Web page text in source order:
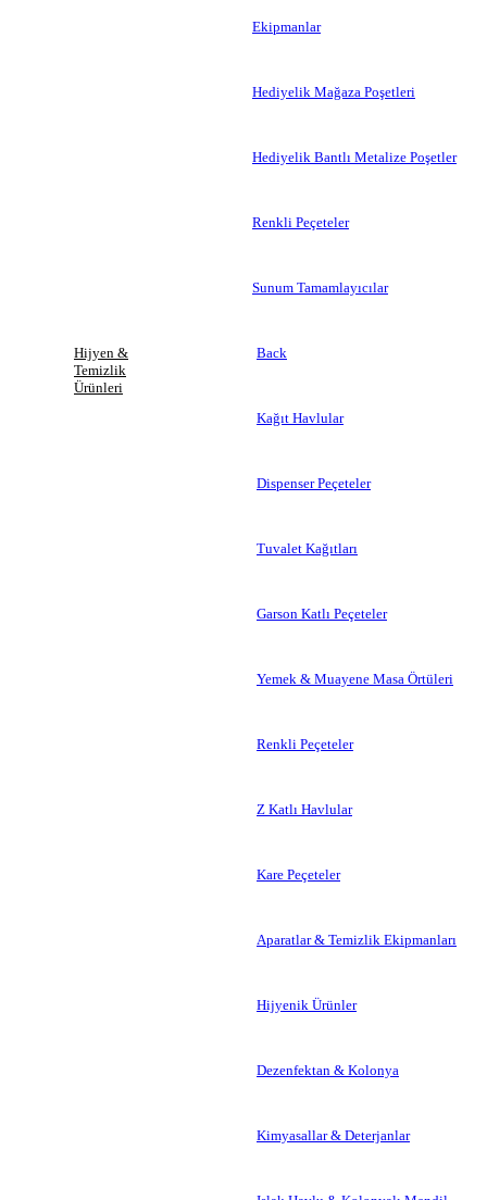
Ekipmanlar
Hediyelik Mağaza Poşetleri
Hediyelik Bantlı Metalize Poşetler
Renkli Peçeteler
Sunum Tamamlayıcılar
Hijyen &
Temizlik
Ürünleri
Back
Kağıt Havlular
Dispenser Peçeteler
Tuvalet Kağıtları
Garson Katlı Peçeteler
Yemek & Muayene Masa Örtüleri
Renkli Peçeteler
Z Katlı Havlular
Kare Peçeteler
Aparatlar & Temizlik Ekipmanları
Hijyenik Ürünler
Dezenfektan & Kolonya
Kimyasallar & Deterjanlar